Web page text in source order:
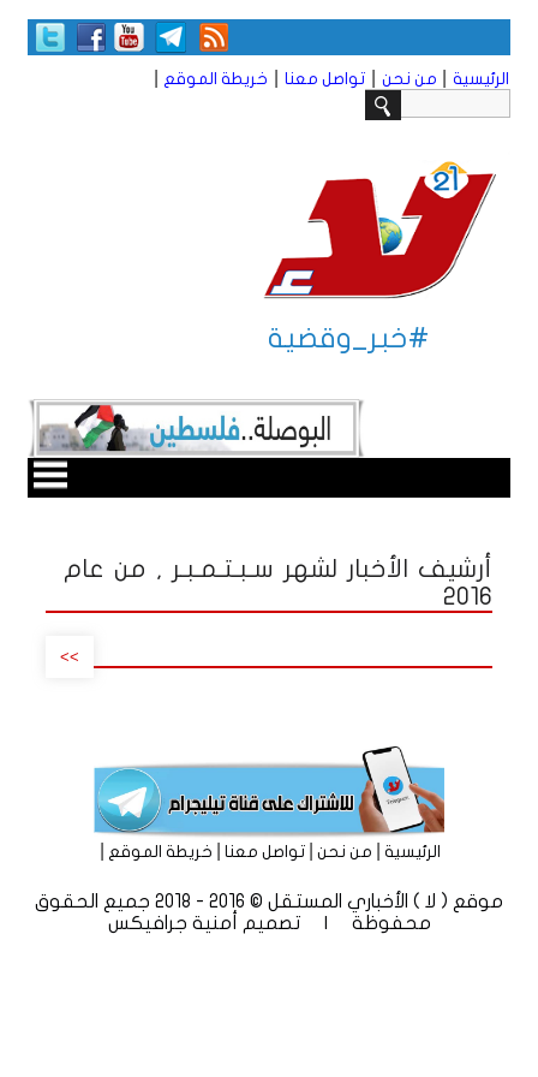
الرئيسية من نحن تواصل معنا خريطة الموقع
#خبر_وقضية
أرشيف الأخبار لشهر سـبـتـمـبـر , من عام
2016
>>
الرئيسية|من نحن|تواصل معنا|خريطة الموقع
موقع ( لا ) الأخباري المستقل © 2016 - 2018 جميع الحقوق
محفوظة | تصميم
أمنية جرافيكس